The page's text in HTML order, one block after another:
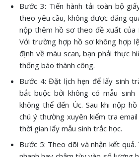
Bước 3: Tiến hành tải toàn bộ
theo yêu cầu, không được đăng
nộp thêm hồ sơ theo đề xuất của
Với trường hợp hồ sơ không hợp
định về màu scan, bạn phải thực
thống báo thành công.
Bước 4: Đặt lịch hẹn để lấy sinh
bắt buộc bởi không có mẫu
không thể đến Úc. Sau khi nộp
chú ý thường xuyên kiểm tra
thời gian lấy mẫu sinh trắc học.
Bước 5: Theo dõi và nhận kết